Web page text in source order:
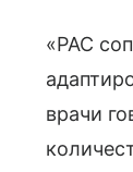
«РАС
врачи